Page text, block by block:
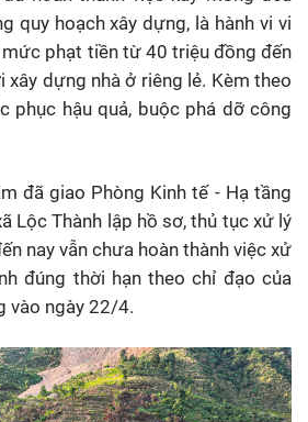
quy hoạch xây dựng, là hành vi vi
mức phạt tiền từ 40 triệu đồng đến
dựng nhà ở riêng lẻ. Kèm theo
phục hậu quả, buộc phá dỡ công
đã giao Phòng Kinh tế - Hạ tầng
Lộc Thành lập hồ sơ, thủ tục xử lý
nay vẫn chưa hoàn thành việc xử
đúng thời hạn theo chỉ đạo của
vào ngày 22/4.